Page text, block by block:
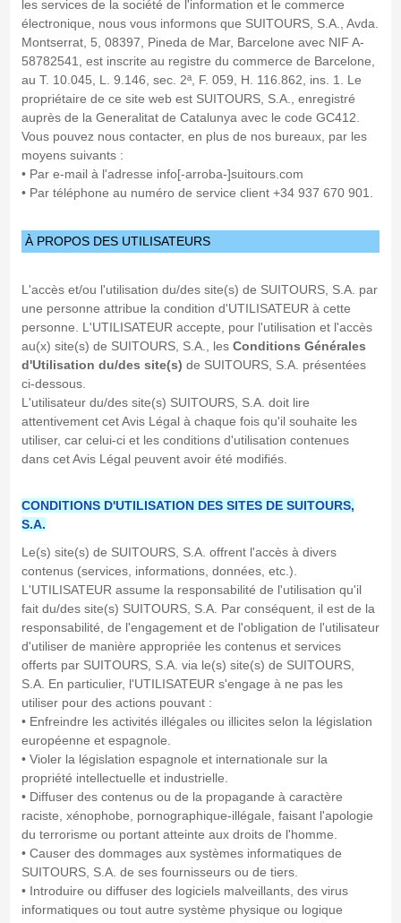
les services de la société de l'information et le commerce
électronique, nous vous informons que SUITOURS, S.A., Avda.
Montserrat, 5, 08397, Pineda de Mar, Barcelone avec NIF A-
58782541, est inscrite au registre du commerce de Barcelone,
au T. 10.045, L. 9.146, sec. 2ª, F. 059, H. 116.862, ins. 1. Le
propriétaire de ce site web est SUITOURS, S.A., enregistré
auprès de la Generalitat de Catalunya avec le code GC412.
Vous pouvez nous contacter, en plus de nos bureaux, par les
moyens suivants :
• Par e-mail à l'adresse info[-arroba-]suitours.com
• Par téléphone au numéro de service client +34 937 670 901.
À PROPOS DES UTILISATEURS
L'accès et/ou l'utilisation du/des site(s) de SUITOURS, S.A. par
une personne attribue la condition d'UTILISATEUR à cette
personne. L'UTILISATEUR accepte, pour l'utilisation et l'accès
au(x) site(s) de SUITOURS, S.A., les Conditions Générales
d'Utilisation du/des site(s) de SUITOURS, S.A. présentées
ci-dessous.
L'utilisateur du/des site(s) SUITOURS, S.A. doit lire
attentivement cet Avis Légal à chaque fois qu'il souhaite les
utiliser, car celui-ci et les conditions d'utilisation contenues
dans cet Avis Légal peuvent avoir été modifiés.
CONDITIONS D'UTILISATION DES SITES DE SUITOURS,
S.A.
Le(s) site(s) de SUITOURS, S.A. offrent l'accès à divers
contenus (services, informations, données, etc.).
L'UTILISATEUR assume la responsabilité de l'utilisation qu'il
fait du/des site(s) SUITOURS, S.A. Par conséquent, il est de la
responsabilité, de l'engagement et de l'obligation de l'utilisateur
d'utiliser de manière appropriée les contenus et services
offerts par SUITOURS, S.A. via le(s) site(s) de SUITOURS,
S.A. En particulier, l'UTILISATEUR s'engage à ne pas les
utiliser pour des actions pouvant :
• Enfreindre les activités illégales ou illicites selon la législation
européenne et espagnole.
• Violer la législation espagnole et internationale sur la
propriété intellectuelle et industrielle.
• Diffuser des contenus ou de la propagande à caractère
raciste, xénophobe, pornographique-illégale, faisant l'apologie
du terrorisme ou portant atteinte aux droits de l'homme.
• Causer des dommages aux systèmes informatiques de
SUITOURS, S.A. de ses fournisseurs ou de tiers.
• Introduire ou diffuser des logiciels malveillants, des virus
informatiques ou tout autre système physique ou logique